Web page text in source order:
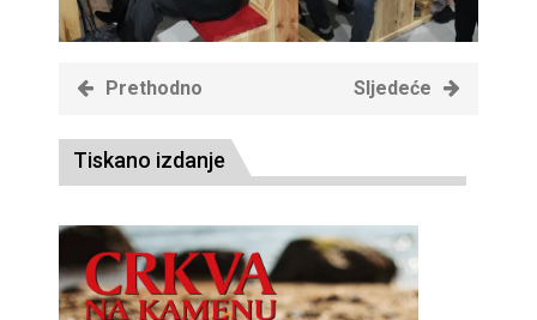
Prethodno Sljedeće
Tiskano izdanje